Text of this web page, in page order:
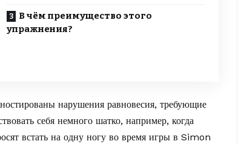
В чём преимущество этого
упражнения?
нарушения равновесия, требующие
себя немного шатко, например, когда
встать на одну ногу во время игры в Simon